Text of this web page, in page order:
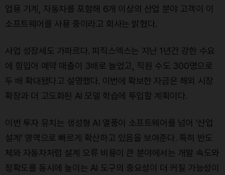
업용 기계, 자동차를 포함해 6개 이상의 산업 분야 고객이 이
소프트웨어를 사용 중이라고 회사는 밝혔다.
사업 성장세도 가파르다. 피직스엑스는 지난 1년간 강한 수요
에 힘입어 예약 매출이 3배로 늘었고, 직원 수도 300명으로
두 배 확대됐다고 설명했다. 이번에 확보한 자금은 해외 시장
확장과 더 고도화된 AI 모델 학습에 투입할 계획이다.
이번 투자 유치는 생성형 AI 열풍이 소프트웨어를 넘어 ‘산업
설계’ 영역으로 빠르게 확산하고 있음을 보여준다. 특히 반도
체와 자동차처럼 설계 오류 비용이 큰 분야에서는 개발 속도와
정확도를 동시에 높이는 AI 도구의 중요성이 더 커질 가능성이